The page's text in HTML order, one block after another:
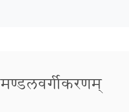
मण्डलवर्गीकरणम्